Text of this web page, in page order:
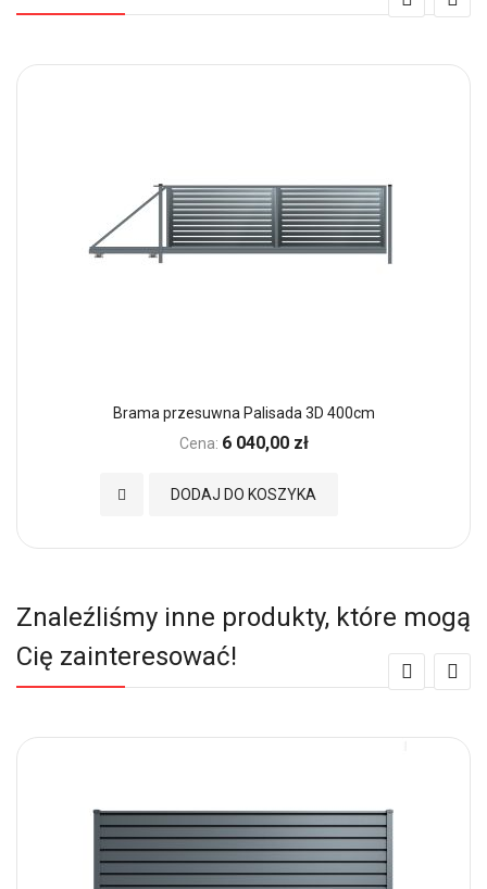
Brama przesuwna Palisada 3D 400cm
Cena: 6 040,00 zł
DODAJ DO KOSZYKA
Dodaj do Ulubionych
Znaleźliśmy inne produkty, które mogą
Cię zainteresować!